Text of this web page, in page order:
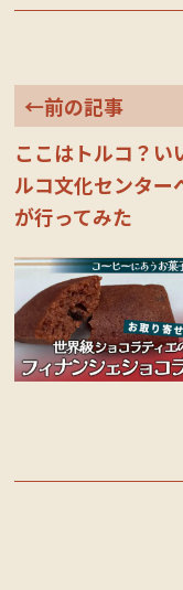
←前の記事
ここはトルコ？い
ルコ文化センター
が行ってみた